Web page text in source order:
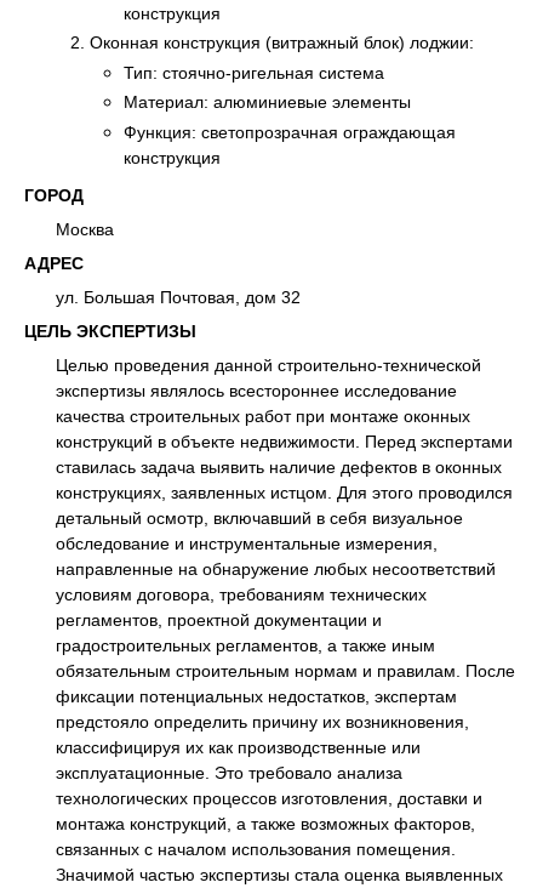
конструкция
Оконная конструкция (витражный блок) лоджии:
Тип: стоячно-ригельная система
Материал: алюминиевые элементы
Функция: светопрозрачная ограждающая
конструкция
ГОРОД
Москва
АДРЕС
ул. Большая Почтовая, дом 32
ЦЕЛЬ ЭКСПЕРТИЗЫ
Целью проведения данной строительно-технической
экспертизы являлось всестороннее исследование
качества строительных работ при монтаже оконных
конструкций в объекте недвижимости. Перед экспертами
ставилась задача выявить наличие дефектов в оконных
конструкциях, заявленных истцом. Для этого проводился
детальный осмотр, включавший в себя визуальное
обследование и инструментальные измерения,
направленные на обнаружение любых несоответствий
условиям договора, требованиям технических
регламентов, проектной документации и
градостроительных регламентов, а также иным
обязательным строительным нормам и правилам. После
фиксации потенциальных недостатков, экспертам
предстояло определить причину их возникновения,
классифицируя их как производственные или
эксплуатационные. Это требовало анализа
технологических процессов изготовления, доставки и
монтажа конструкций, а также возможных факторов,
связанных с началом использования помещения.
Значимой частью экспертизы стала оценка выявленных